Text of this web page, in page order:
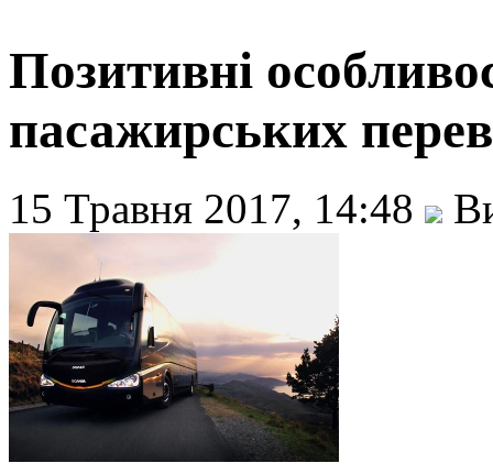
Позитивні
пасажирських
15 Травня 2017, 14:48